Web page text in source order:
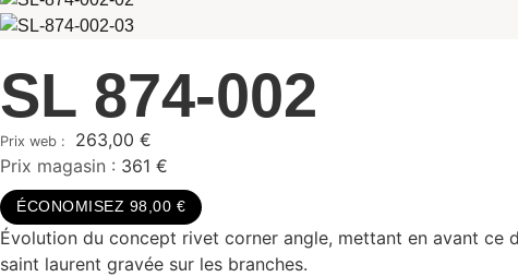
SL 874-002
263,00 €
Prix magasin : 361 €
ÉCONOMISEZ 98,00 €
Évolution du concept rivet corner angle, mettant en avant
saint laurent gravée sur les branches.